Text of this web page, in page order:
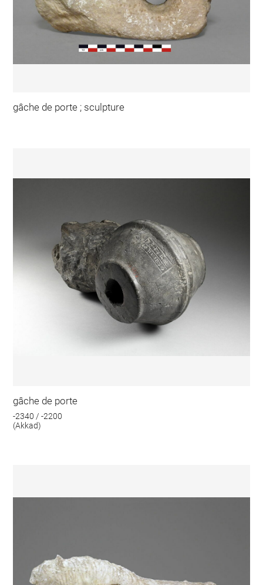
gâche de porte ; sculpture
gâche de porte
-2340 / -2200
(Akkad)